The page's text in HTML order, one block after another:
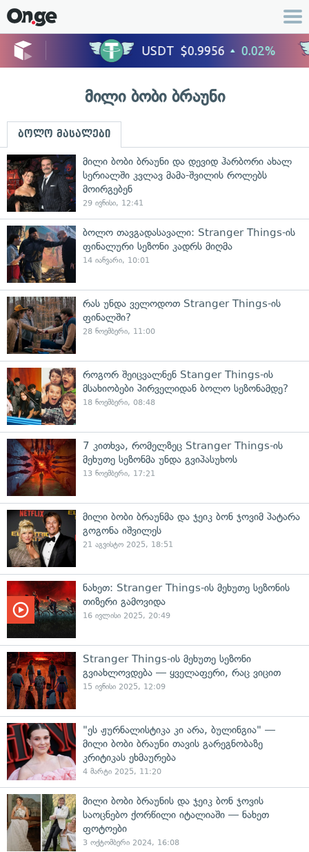
მილი ბობი ბრაუნი
ბოლო მასალები
მილი ბობი ბრაუნი და დევიდ ჰარბორი ახალ
სერიალში კვლავ მამა-შვილის როლებს
მოირგებენ
29 ივნისი, 12:41
ბოლო თავგადასავალი: Stranger Things-ის
ფინალური სეზონი კადრს მიღმა
14 იანვარი, 10:01
რას უნდა ველოდოთ Stranger Things-ის
ფინალში?
28 ნოემბერი, 11:00
როგორ შეიცვალნენ Stanger Things-ის
მსახიობები პირველიდან ბოლო სეზონამდე?
18 ნოემბერი, 08:48
7 კითხვა, რომელზეც Stranger Things-ის
მეხუთე სეზონმა უნდა გვიპასუხოს
13 ნოემბერი, 17:21
მილი ბობი ბრაუნმა და ჯეიკ ბონ ჯოვიმ პატარა
გოგონა იშვილეს
21 აგვისტო 2025, 18:51
ნახეთ: Stranger Things-ის მეხუთე სეზონის
თიზერი გამოვიდა
16 ივლისი 2025, 20:49
Stranger Things-ის მეხუთე სეზონი
გვიახლოვდება — ყველაფერი, რაც ვიცით
15 ივნისი 2025, 12:09
"ეს ჟურნალისტიკა კი არა, ბულინგია" —
მილი ბობი ბრაუნი თავის გარეგნობაზე
კრიტიკას ეხმაურება
4 მარტი 2025, 11:20
მილი ბობი ბრაუნის და ჯეიკ ბონ ჯოვის
საოცნებო ქორწილი იტალიაში — ნახეთ
ფოტოები
3 ოქტომბერი 2024, 16:08